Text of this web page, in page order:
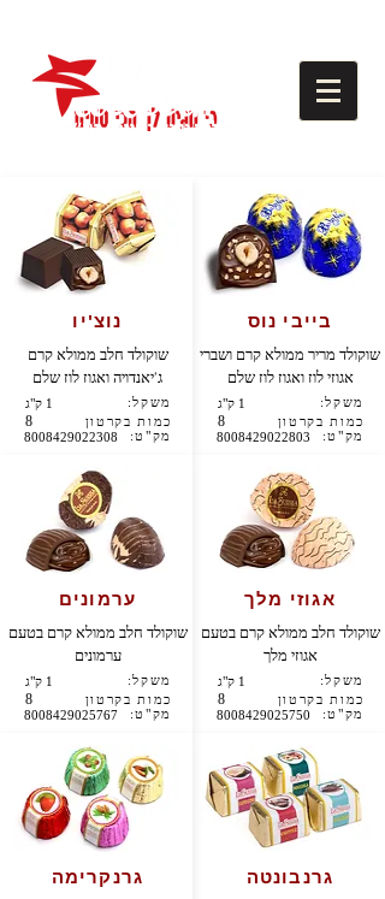
בייבי נוס
שוקולד מריר ממולא קרם ושברי
אגוזי לוז ואגוז לוז שלם
1 ק"ג משקל:
8
כמות בקרטון
8008429022803
מק"ט:
אגוזי מלך
שוקולד חלב ממולא קרם בטעם
אגוזי מלך
1 ק"ג משקל:
8
כמות בקרטון
8008429025750
מק"ט:
גרנבונטה
נוצ'יו
שוקולד חלב ממולא קרם
ג'יאנדויה ואגוז לוז שלם
1 ק"ג משקל:
8
כמות בקרטון
8008429022308
מק"ט:
ערמונים
שוקולד חלב ממולא קרם בטעם
ערמונים
1 ק"ג משקל:
8
כמות בקרטון
8008429025767
מק"ט:
גרנקרימה